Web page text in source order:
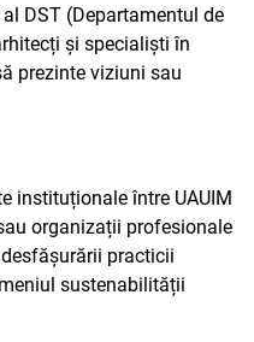
DST (Departamentul de
și specialiști în
prezinte viziuni sau
instituționale între UAUIM
organizații profesionale
practicii
sustenabilității